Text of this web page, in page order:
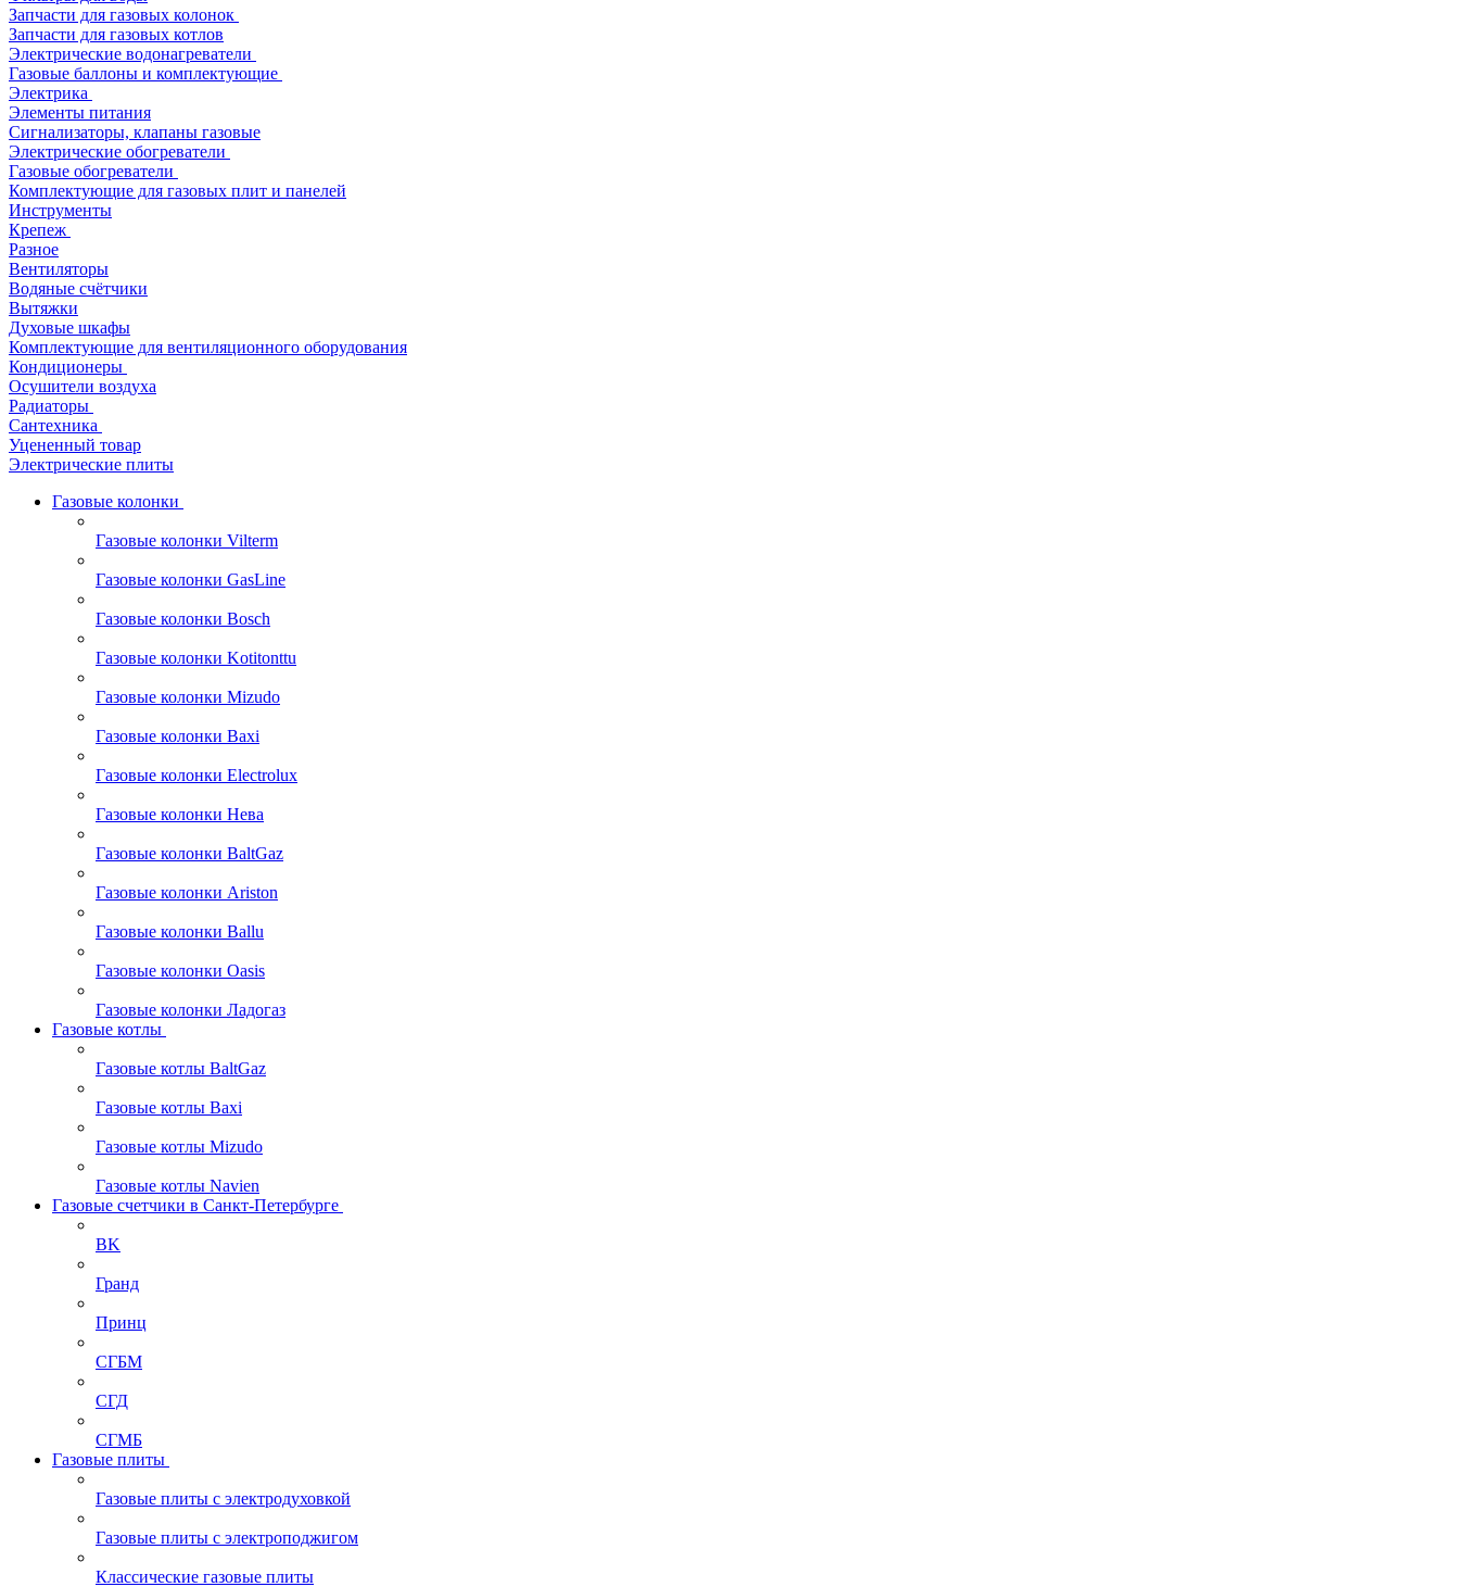
Запчасти для газовых колонок
Запчасти для газовых котлов
Электрические водонагреватели
Газовые баллоны и комплектующие
Электрика
Элементы питания
Сигнализаторы, клапаны газовые
Электрические обогреватели
Газовые обогреватели
Комплектующие для газовых плит и панелей
Инструменты
Крепеж
Разное
Вентиляторы
Водяные счётчики
Вытяжки
Духовые шкафы
Комплектующие для вентиляционного оборудования
Кондиционеры
Осушители воздуха
Радиаторы
Сантехника
Уцененный товар
Электрические плиты
Газовые колонки
Газовые колонки Vilterm
Газовые колонки GasLine
Газовые колонки Bosch
Газовые колонки Kotitonttu
Газовые колонки Mizudo
Газовые колонки Baxi
Газовые колонки Electrolux
Газовые колонки Нева
Газовые колонки BaltGaz
Газовые колонки Ariston
Газовые колонки Ballu
Газовые колонки Oasis
Газовые колонки Ладогаз
Газовые котлы
Газовые котлы BaltGaz
Газовые котлы Baxi
Газовые котлы Mizudo
Газовые котлы Navien
Газовые счетчики в Санкт-Петербурге
BK
Гранд
Принц
СГБМ
СГД
СГМБ
Газовые плиты
Газовые плиты с электродуховкой
Газовые плиты с электроподжигом
Классические газовые плиты